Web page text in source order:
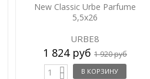
New Classic Urbe Parfume
5,5x26
URBE8
1 824 руб 1 920 руб
В КОРЗИНУ